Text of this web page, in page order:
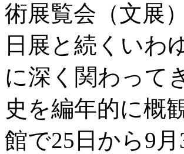
術展覧会（文展
日展と続くいわ
に深く関わって
史を編年的に概
館で25日から9